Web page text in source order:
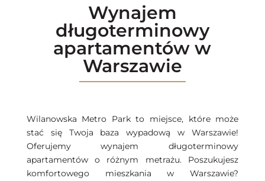
Wynajem
długoterminowy
apartamentów w
Warszawie
Wilanowska Metro Park to miejsce, które może
stać się Twoja baza wypadową w Warszawie!
Oferujemy wynajem długoterminowy
apartamentów o różnym metrażu. Poszukujesz
komfortowego mieszkania w Warszawie?